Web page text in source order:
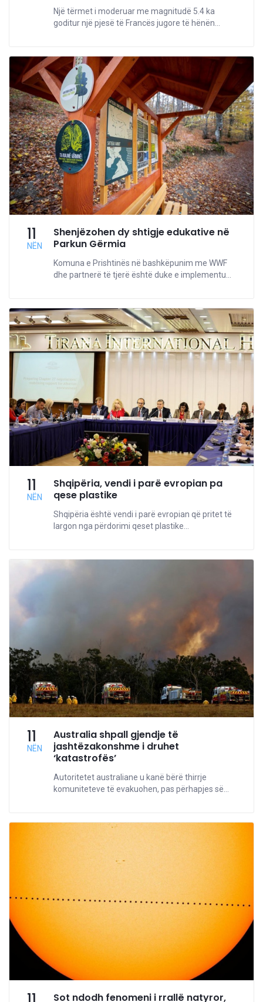
Një tërmet i moderuar me magnitudë 5.4 ka
goditur një pjesë të Francës jugore të hënën...
11
NËN
Shenjëzohen dy shtigje edukative në
Parkun Gërmia
Komuna e Prishtinës në bashkëpunim me WWF
dhe partnerë të tjerë është duke e implementu...
11
NËN
Shqipëria, vendi i parë evropian pa
qese plastike
Shqipëria është vendi i parë evropian që pritet të
largon nga përdorimi qeset plastike...
11
NËN
Australia shpall gjendje të
jashtëzakonshme i druhet
‘katastrofës’
Autoritetet australiane u kanë bërë thirrje
komuniteteve të evakuohen, pas përhapjes së...
Sot ndodh fenomeni i rrallë natyror,